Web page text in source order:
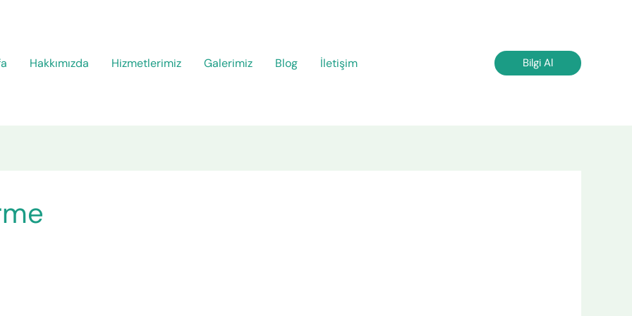
Hakkımızda Hizmetlerimiz Galerimiz Blog İletişim Bilgi Al